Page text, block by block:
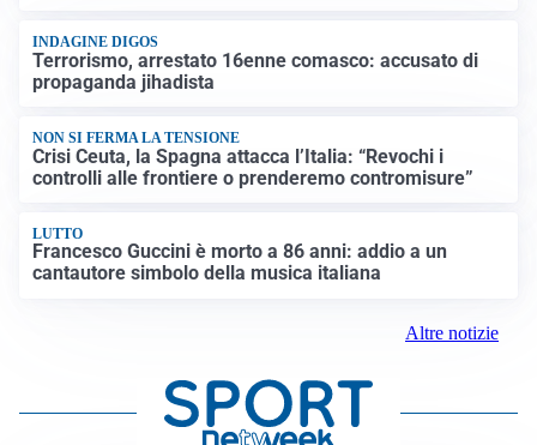
INDAGINE DIGOS
Terrorismo, arrestato 16enne comasco: accusato di
propaganda jihadista
NON SI FERMA LA TENSIONE
Crisi Ceuta, la Spagna attacca l’Italia: “Revochi i
controlli alle frontiere o prenderemo contromisure”
LUTTO
Francesco Guccini è morto a 86 anni: addio a un
cantautore simbolo della musica italiana
Altre notizie